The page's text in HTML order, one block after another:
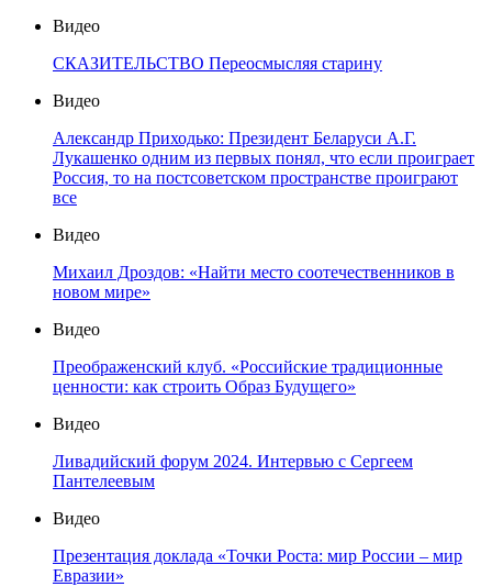
Видео
СКАЗИТЕЛЬСТВО Переосмысляя старину
Видео
Александр Приходько: Президент Беларуси А.Г.
Лукашенко одним из первых понял, что если проиграет
Россия, то на постсоветском пространстве проиграют
все
Видео
Михаил Дроздов: «Найти место соотечественников в
новом мире»
Видео
Преображенский клуб. «Российские традиционные
ценности: как строить Образ Будущего»
Видео
Ливадийский форум 2024. Интервью с Сергеем
Пантелеевым
Видео
Презентация доклада «Точки Роста: мир России – мир
Евразии»